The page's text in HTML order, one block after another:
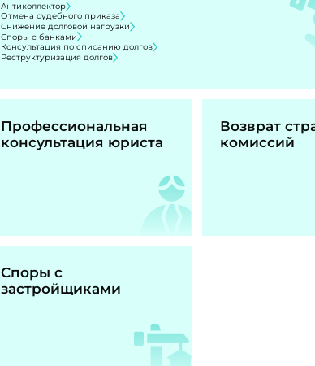
Антиколлектор
Отмена судебного приказа
Снижение долговой нагрузки
Споры с банками
Консультация по списанию долгов
Реструктуризация долгов
Профессиональная
консультация юриста
Возврат
комиссий
Споры с
застройщиками